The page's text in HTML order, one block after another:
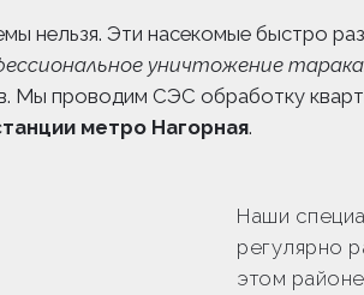
нельзя. Эти насекомые быстро
уничтожение
Мы проводим СЭС обработку
метро Нагорная.
Наши
регулярно
этом